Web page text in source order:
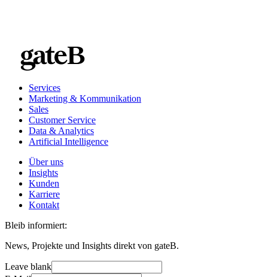
Services
Marketing & Kommunikation
Sales
Customer Service
Data & Analytics
Artificial Intelligence
Über uns
Insights
Kunden
Karriere
Kontakt
Bleib informiert:
News, Projekte und Insights direkt von gateB.
Leave blank